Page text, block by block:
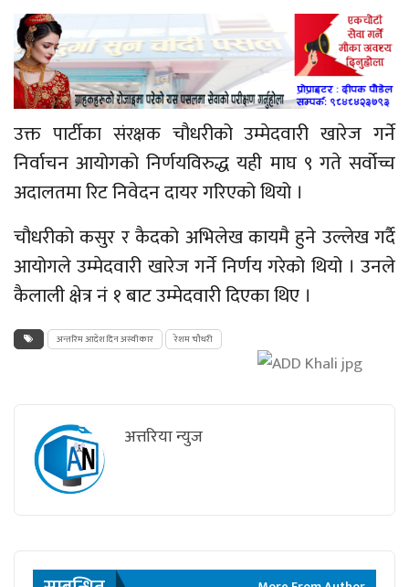
उक्त पार्टीका संरक्षक चौधरीको उम्मेदवारी खारेज गर्ने
निर्वाचन आयोगको निर्णयविरुद्ध यही माघ ९ गते सर्वोच्च
अदालतमा रिट निवेदन दायर गरिएको थियो ।
चौधरीको कसुर र कैदको अभिलेख कायमै हुने उल्लेख गर्दै
आयोगले उम्मेदवारी खारेज गर्ने निर्णय गरेको थियो । उनले
कैलाली क्षेत्र नं १ बाट उम्मेदवारी दिएका थिए ।
अन्तरिम आदेश दिन अस्वीकार रेशम चौधरी
अत्तरिया न्युज